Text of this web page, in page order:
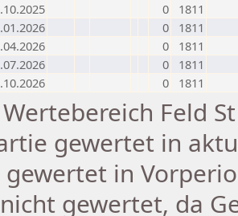
0
1811
0
1811
0
1811
0
1811
0 1811
Wertebereich Feld
gewertet in
gewertet in
gewertet, da